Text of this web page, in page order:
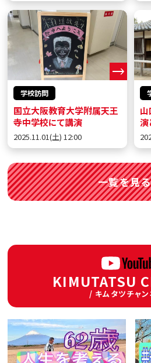
学校訪問
国立大阪教育大学附属天王
寺中学校にて講演
2025.11.01(土) 12:00
演
一覧を見る
KIMUTATSU
/ キムタツチャ